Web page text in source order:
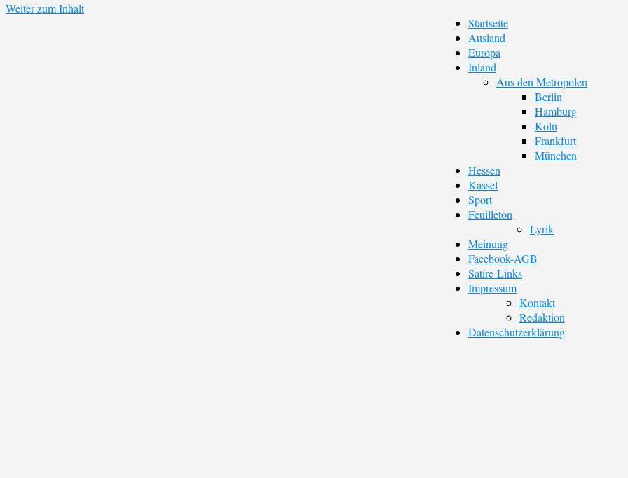
Weiter zum Inhalt
Startseite
Ausland
Europa
Inland
Aus den Metropolen
Berlin
Hamburg
Köln
Frankfurt
München
Hessen
Kassel
Sport
Feuilleton
Lyrik
Meinung
Facebook-AGB
Satire-Links
Impressum
Kontakt
Redaktion
Datenschutzerklärung